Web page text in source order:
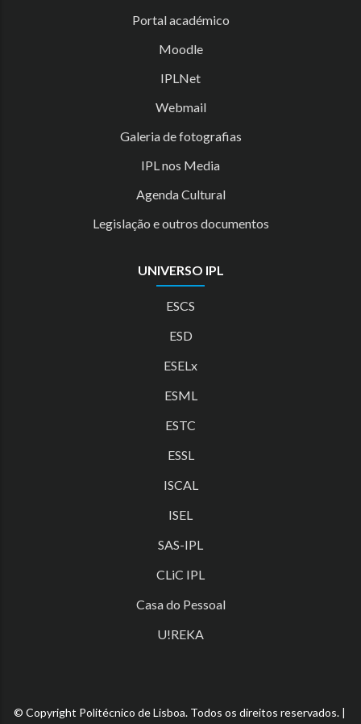
Portal académico
Moodle
IPLNet
Webmail
Galeria de fotografias
IPL nos Media
Agenda Cultural
Legislação e outros documentos
UNIVERSO IPL
ESCS
ESD
ESELx
ESML
ESTC
ESSL
ISCAL
ISEL
SAS-IPL
CLiC IPL
Casa do Pessoal
U!REKA
© Copyright Politécnico de Lisboa. Todos os direitos reservados. |